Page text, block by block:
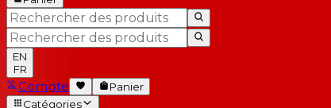
EN
FR
Compte
Panier
Catégories